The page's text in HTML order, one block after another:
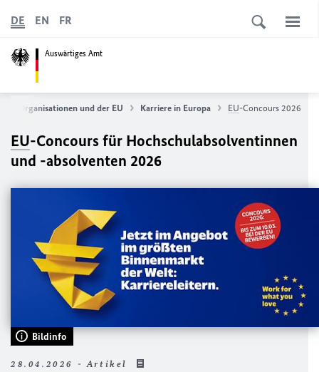
Auswärtiges Amt
DE EN FR
Organisationen und der EU Karriere in Europa EU-Concours 2026
EU-Concours für Hochschulabsolventinnen
und -absolventen 2026
Bildinfo
28.04.2026 - Artikel